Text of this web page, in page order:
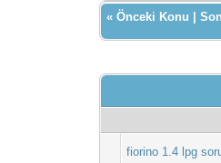
«Önceki Konu |
fiorino 1.4 lpg